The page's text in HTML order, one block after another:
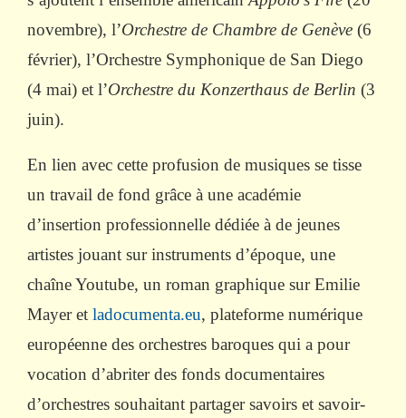
novembre), l’Orchestre de Chambre de Genève (6
février), l’Orchestre Symphonique de San Diego
(4 mai) et l’Orchestre du Konzerthaus de Berlin (3
juin).
En lien avec cette profusion de musiques se tisse
un travail de fond grâce à une académie
d’insertion professionnelle dédiée à de jeunes
artistes jouant sur instruments d’époque, une
chaîne Youtube, un roman graphique sur Emilie
Mayer et ladocumenta.eu, plateforme numérique
européenne des orchestres baroques qui a pour
vocation d’abriter des fonds documentaires
d’orchestres souhaitant partager savoirs et savoir-